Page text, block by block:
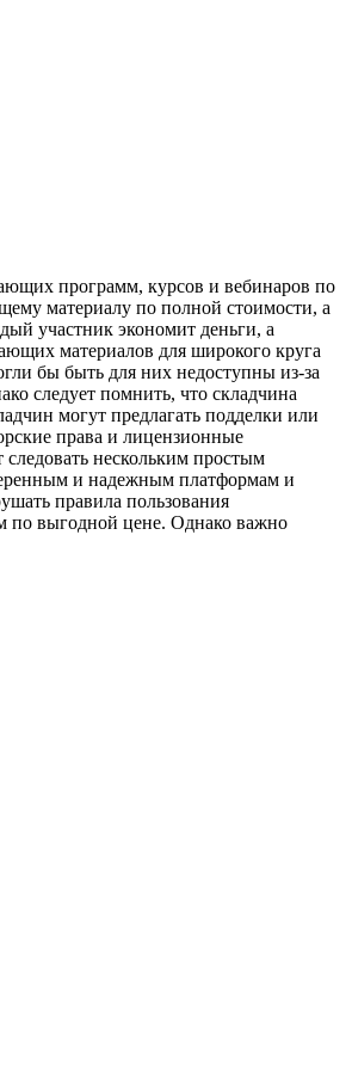
программ, курсов и вебинаров по
материалу по полной стоимости, а
участник экономит деньги, а
материалов для широкого круга
бы быть для них недоступны из-за
следует помнить, что складчина
могут предлагать подделки или
права и лицензионные
нескольким простым
и надежным платформам и
правила пользования
по выгодной цене. Однако важно